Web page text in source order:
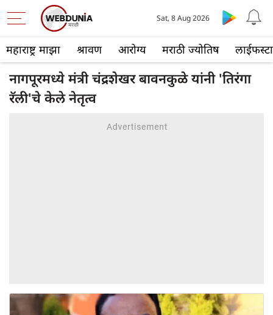
महाराष्ट्र माझा श्रावण आरोग्य मराठी ज्योतिष
Sat, 8 Aug 2026
नागपूरमध्ये मंत्री चंद्रशेखर बावनकुळे यांनी 'तिरंगा
रॅली'चे केले नेतृत्व